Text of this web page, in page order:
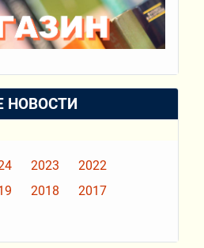
НОВОСТИ
2023
2022
2018
2017